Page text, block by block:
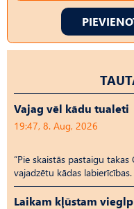
Vajag vēl kādu tualeti
19:47, 8. Aug, 2026
“Pie skaistās pastaigu
vajadzētu kādas
Laikam kļūstam